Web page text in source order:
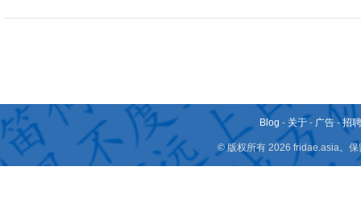
Blog - 关于 - 广告 -招
© 版权所有 2026 fridae.asia。